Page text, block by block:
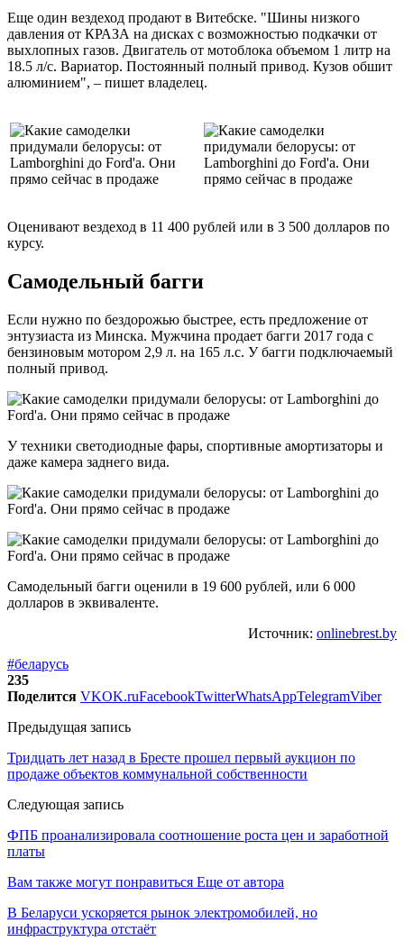
Еще один вездеход продают в Витебске. "Шины низкого
давления от КРАЗА на дисках с возможностью подкачки от
выхлопных газов. Двигатель от мотоблока объемом 1 литр на
18.5 л/с. Вариатор. Постоянный полный привод. Кузов обшит
алюминием", – пишет владелец.
Оценивают вездеход в 11 400 рублей или в 3 500 долларов по
курсу.
Самодельный багги
Если нужно по бездорожью быстрее, есть предложение от
энтузиаста из Минска. Мужчина продает багги 2017 года с
бензиновым мотором 2,9 л. на 165 л.с. У багги подключаемый
полный привод.
У техники светодиодные фары, спортивные амортизаторы и
даже камера заднего вида.
Самодельный багги оценили в 19 600 рублей, или 6 000
долларов в эквиваленте.
Источник: onlinebrest.by
#беларусь
235
Поделится VKOK.ruFacebookTwitterWhatsAppTelegramViber
Предыдущая запись
Тридцать лет назад в Бресте прошел первый аукцион по
продаже объектов коммунальной собственности
Следующая запись
ФПБ проанализировала соотношение роста цен и заработной
платы
Вам также могут понравиться Еще от автора
В Беларуси ускоряется рынок электромобилей, но
инфраструктура отстаёт